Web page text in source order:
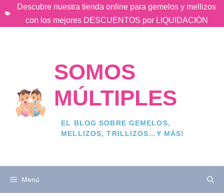
SaltarDescubre nuestra tienda online para gemelos y mellizos
con los mejores DESCUENTOS por LIQUIDACIÓN
SOMOS
MÚLTIPLES
EL BLOG SOBRE GEMELOS,
MELLIZOS, TRILLIZOS…Y MÁS!
Menú